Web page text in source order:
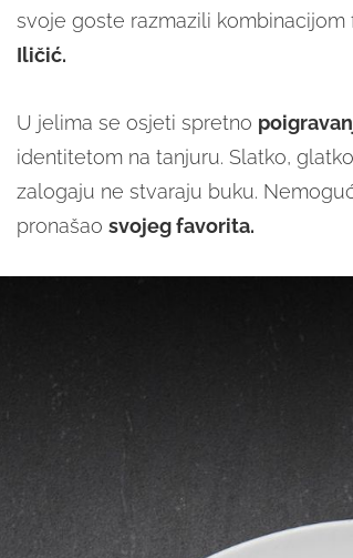
svoje goste razmazili kombinacijom
Iličić.
U jelima se osjeti spretno
identitetom na tanjuru. Slatko,
zalogaju ne stvaraju buku.
pronašao svojeg favorita.